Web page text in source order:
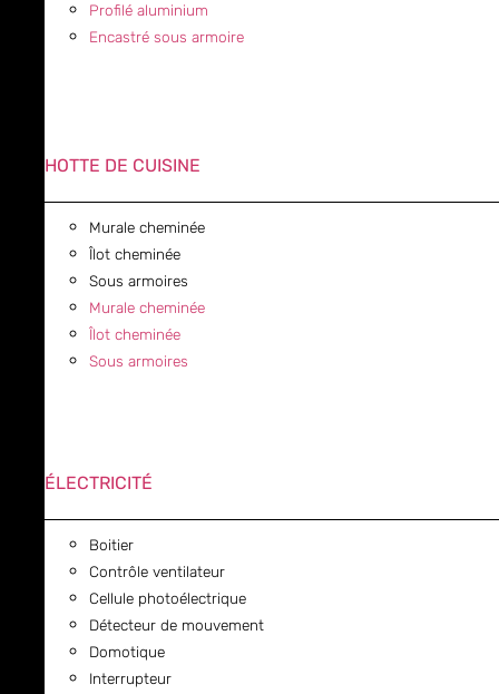
Profilé aluminium
Encastré sous armoire
HOTTE DE CUISINE
Murale cheminée
Îlot cheminée
Sous armoires
Murale cheminée
Îlot cheminée
Sous armoires
ÉLECTRICITÉ
Boitier
Contrôle ventilateur
Cellule photoélectrique
Détecteur de mouvement
Domotique
Interrupteur